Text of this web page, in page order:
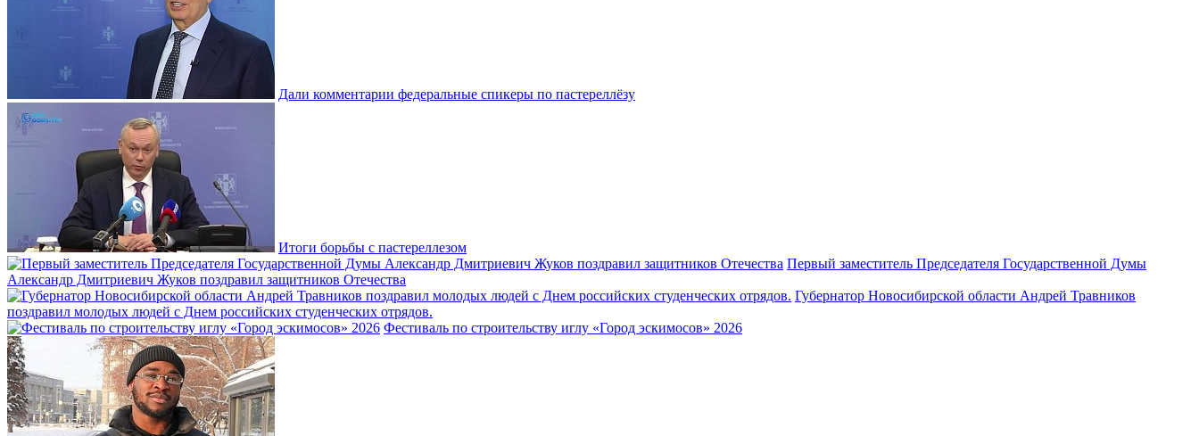
Дали комментарии федеральные спикеры по пастереллёзу
Итоги борьбы с пастереллезом
Первый заместитель Председателя Государственной Думы
Александр Дмитриевич Жуков поздравил защитников Отечества
Губернатор Новосибирской области Андрей Травников
поздравил молодых людей с Днем российских студенческих отрядов.
Фестиваль по строительству иглу «Город эскимосов» 2026